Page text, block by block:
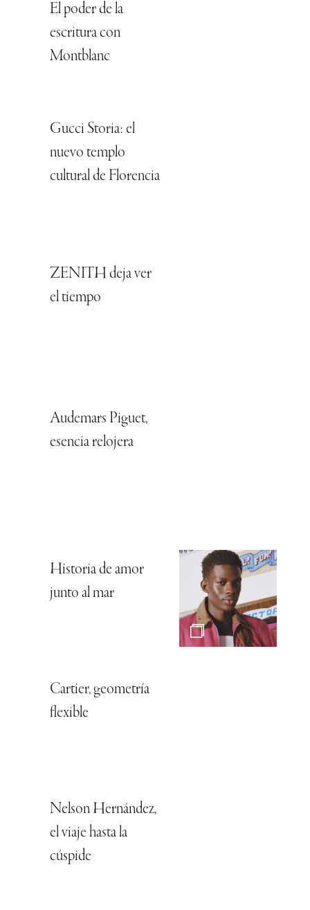
El poder de la
escritura con
Montblanc
Gucci Storia: el
nuevo templo
cultural de Florencia
ZENITH deja ver
el tiempo
Audemars Piguet,
esencia relojera
Historia de amor
junto al mar
Cartier, geometría
flexible
Nelson Hernández,
el viaje hasta la
cúspide